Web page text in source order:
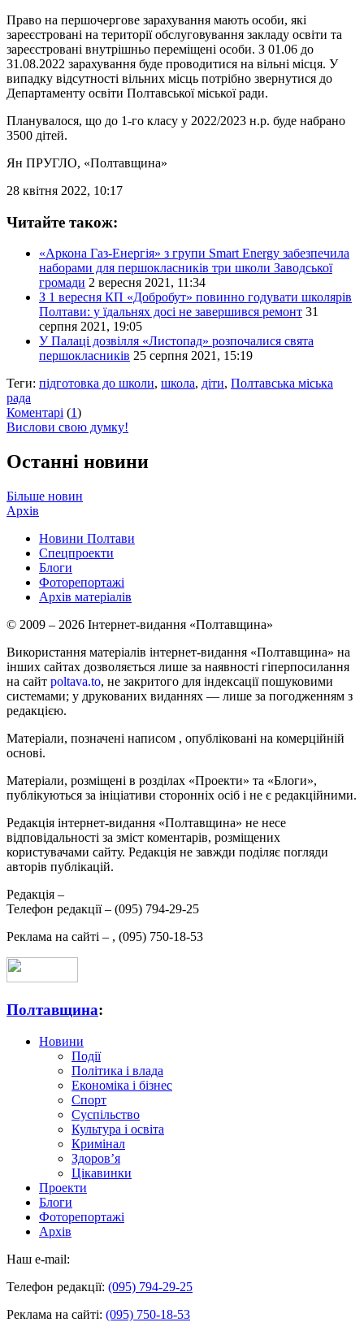
Право на першочергове зарахування мають особи, які
зареєстровані на території обслуговування закладу освіти та
зареєстровані внутрішньо переміщені особи. З 01.06 до
31.08.2022 зарахування буде проводитися на вільні місця. У
випадку відсутності вільних місць потрібно звернутися до
Департаменту освіти Полтавської міської ради.
Планувалося, що до 1-го класу у 2022/2023 н.р. буде набрано
3500 дітей.
Ян ПРУГЛО, «Полтавщина»
28 квітня 2022, 10:17
Читайте також:
«Аркона Газ-Енергія» з групи Smart Energy забезпечила
наборами для першокласників три школи Заводської
громади 2 вересня 2021, 11:34
З 1 вересня КП «Добробут» повинно годувати школярів
Полтави: у їдальнях досі не завершився ремонт 31
серпня 2021, 19:05
У Палаці дозвілля «Листопад» розпочалися свята
першокласників 25 серпня 2021, 15:19
Теги: підготовка до школи, школа, діти, Полтавська міська
рада
Коментарі (1)
Вислови свою думку!
Останні новини
Більше новин
Архів
Новини Полтави
Спецпроекти
Блоги
Фоторепортажі
Архів матеріалів
© 2009 – 2026 Інтернет-видання «Полтавщина»
Використання матеріалів інтернет-видання «Полтавщина» на
інших сайтах дозволяється лише за наявності гіперпосилання
на сайт poltava.to, не закритого для індексації пошуковими
системами; у друкованих виданнях — лише за погодженням з
редакцією.
Матеріали, позначені написом , опубліковані на комерційній
основі.
Матеріали, розміщені в розділах «Проекти» та «Блоги»,
публікуються за ініціативи сторонніх осіб і не є редакційними.
Редакція інтернет-видання «Полтавщина» не несе
відповідальності за зміст коментарів, розміщених
користувачами сайту. Редакція не завжди поділяє погляди
авторів публікацій.
Редакція –
Телефон редакції – (095) 794-29-25
Реклама на сайті – , (095) 750-18-53
Полтавщина:
Новини
Події
Політика і влада
Економіка і бізнес
Спорт
Суспільство
Культура і освіта
Кримінал
Здоров’я
Цікавинки
Проекти
Блоги
Фоторепортажі
Архів
Наш e-mail:
Телефон редакції: (095) 794-29-25
Реклама на сайті: (095) 750-18-53